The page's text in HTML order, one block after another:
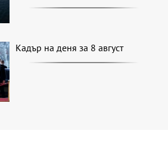
Кадър на деня за 8 август